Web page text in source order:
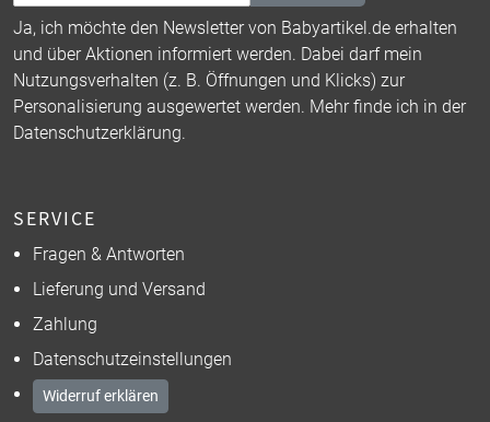
Ja, ich möchte den Newsletter von Babyartikel.de erhalten
und über Aktionen informiert werden. Dabei darf mein
Nutzungsverhalten (z. B. Öffnungen und Klicks) zur
Personalisierung ausgewertet werden. Mehr finde ich in der
Datenschutzerklärung.
SERVICE
Fragen & Antworten
Lieferung und Versand
Zahlung
Datenschutzeinstellungen
Widerruf erklären